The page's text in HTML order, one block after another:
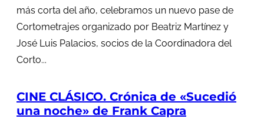
más corta del año, celebramos un nuevo pase de
Cortometrajes organizado por Beatriz Martínez y
José Luis Palacios, socios de la Coordinadora del
Corto...
CINE CLÁSICO. Crónica de «Sucedió
una noche» de Frank Capra